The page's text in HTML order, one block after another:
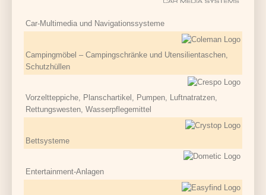
Car-Multimedia und Navigationssysteme
Campingmöbel – Campingschränke und Utensilientaschen,
Schutzhüllen
Vorzeltteppiche, Planschartikel, Pumpen, Luftnatratzen,
Rettungswesten, Wasserpflegemittel
Bettsysteme
Entertainment-Anlagen